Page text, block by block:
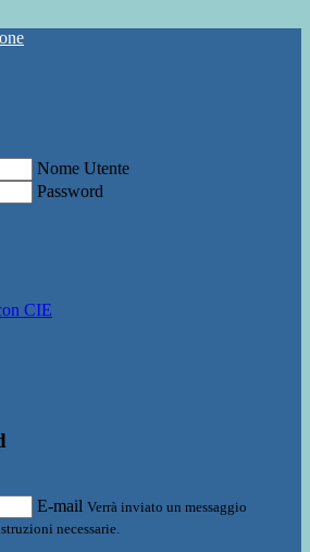
Nome Utente
Password
CIE
E-mail Verrà inviato un messaggio
necessarie.